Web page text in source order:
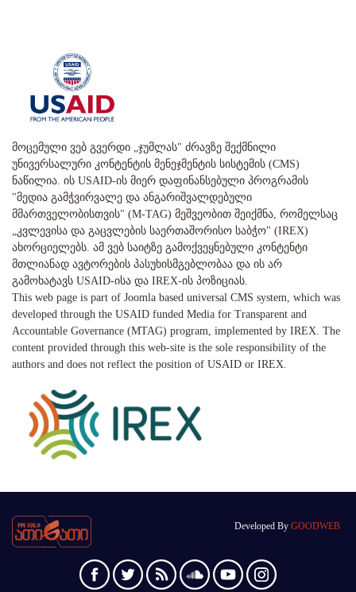
მოცემული ვებ გვერდი „ჯუმლას" ძრავზე შექმნილი
უნივერსალური კონტენტის მენეჯმენტის სისტემის (CMS)
ნაწილია. ის USAID-ის მიერ დაფინანსებული პროგრამის
"მედია გამჭვირვალე და ანგარიშვალდებული
მმართველობისთვის" (M-TAG) მეშვეობით შეიქმნა, რომელსაც
„კვლევისა და გაცვლების საერთაშორისო საბჭო" (IREX)
ახორციელებს. ამ ვებ საიტზე გამოქვეყნებული კონტენტი
მთლიანად ავტორების პასუხისმგებლობაა და ის არ
გამოხატავს USAID-ისა და IREX-ის პოზიციას.
This web page is part of Joomla based universal CMS system, which was
developed through the USAID funded Media for Transparent and
Accountable Governance (MTAG) program, implemented by IREX. The
content provided through this web-site is the sole responsibility of the
authors and does not reflect the position of USAID or IREX.
Developed By GOODWEB